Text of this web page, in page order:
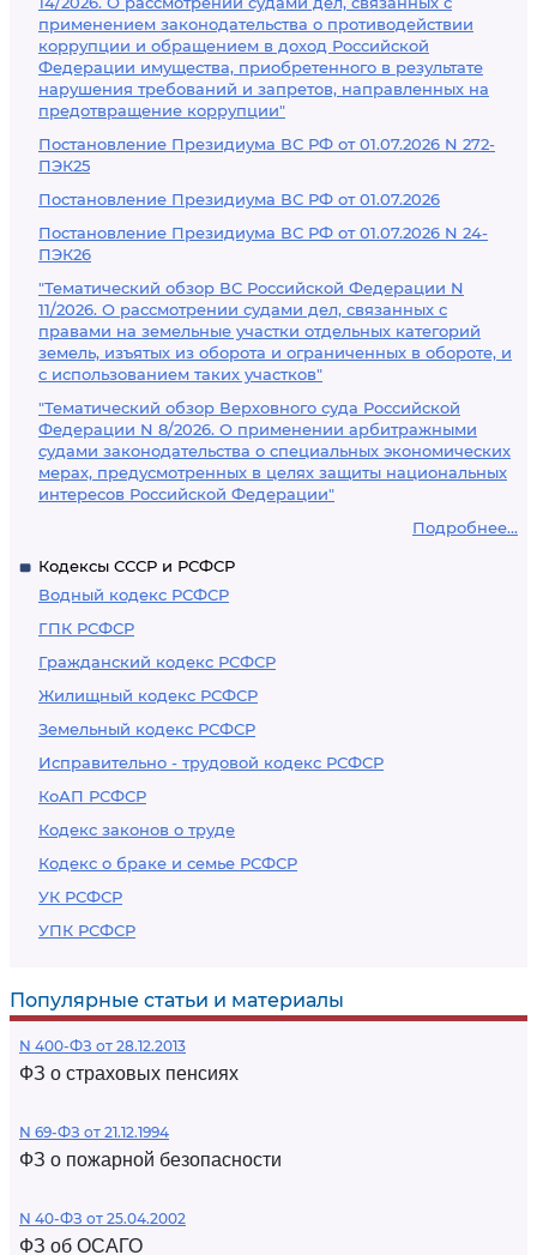
применением законодательства о противодействии
коррупции и обращением в доход Российской
Федерации имущества, приобретенного в результате
нарушения требований и запретов, направленных на
предотвращение коррупции"
Постановление Президиума ВС РФ от 01.07.2026 N 272-
ПЭК25
Постановление Президиума ВС РФ от 01.07.2026
Постановление Президиума ВС РФ от 01.07.2026 N 24-
ПЭК26
"Тематический обзор ВС Российской Федерации N
11/2026. О рассмотрении судами дел, связанных с
правами на земельные участки отдельных категорий
земель, изъятых из оборота и ограниченных в обороте, и
с использованием таких участков"
"Тематический обзор Верховного суда Российской
Федерации N 8/2026. О применении арбитражными
судами законодательства о специальных экономических
мерах, предусмотренных в целях защиты национальных
интересов Российской Федерации"
Подробнее...
Кодексы СССР и РСФСР
Водный кодекс РСФСР
ГПК РСФСР
Гражданский кодекс РСФСР
Жилищный кодекс РСФСР
Земельный кодекс РСФСР
Исправительно - трудовой кодекс РСФСР
КоАП РСФСР
Кодекс законов о труде
Кодекс о браке и семье РСФСР
УК РСФСР
УПК РСФСР
Популярные статьи и материалы
N 400-ФЗ от 28.12.2013
ФЗ о страховых пенсиях
N 69-ФЗ от 21.12.1994
ФЗ о пожарной безопасности
N 40-ФЗ от 25.04.2002
ФЗ об ОСАГО